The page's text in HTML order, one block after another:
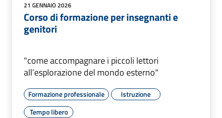
21 GENNAIO 2026
Corso di formazione per insegnanti e
genitori
"come accompagnare i piccoli lettori
all’esplorazione del mondo esterno"
Formazione professionale
Istruzione
Tempo libero